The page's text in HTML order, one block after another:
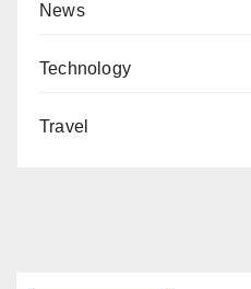
News
Technology
Travel